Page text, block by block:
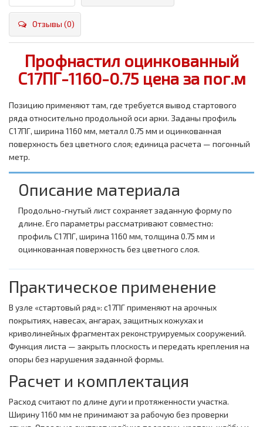
Отзывы (0)
Профнастил оцинкованный
С17ПГ-1160-0.75 цена за пог.м
Позицию применяют там, где требуется вывод стартового
ряда относительно продольной оси арки. Заданы профиль
С17ПГ, ширина 1160 мм, металл 0.75 мм и оцинкованная
поверхность без цветного слоя; единица расчета — погонный
метр.
Описание материала
Продольно-гнутый лист сохраняет заданную форму по
длине. Его параметры рассматривают совместно:
профиль С17ПГ, ширина 1160 мм, толщина 0.75 мм и
оцинкованная поверхность без цветного слоя.
Практическое применение
В узле «стартовый ряд»: с17ПГ применяют на арочных
покрытиях, навесах, ангарах, защитных кожухах и
криволинейных фрагментах реконструируемых сооружений.
Функция листа — закрыть плоскость и передать крепления на
опоры без нарушения заданной формы.
Расчет и комплектация
Расход считают по длине дуги и протяженности участка.
Ширину 1160 мм не принимают за рабочую без проверки